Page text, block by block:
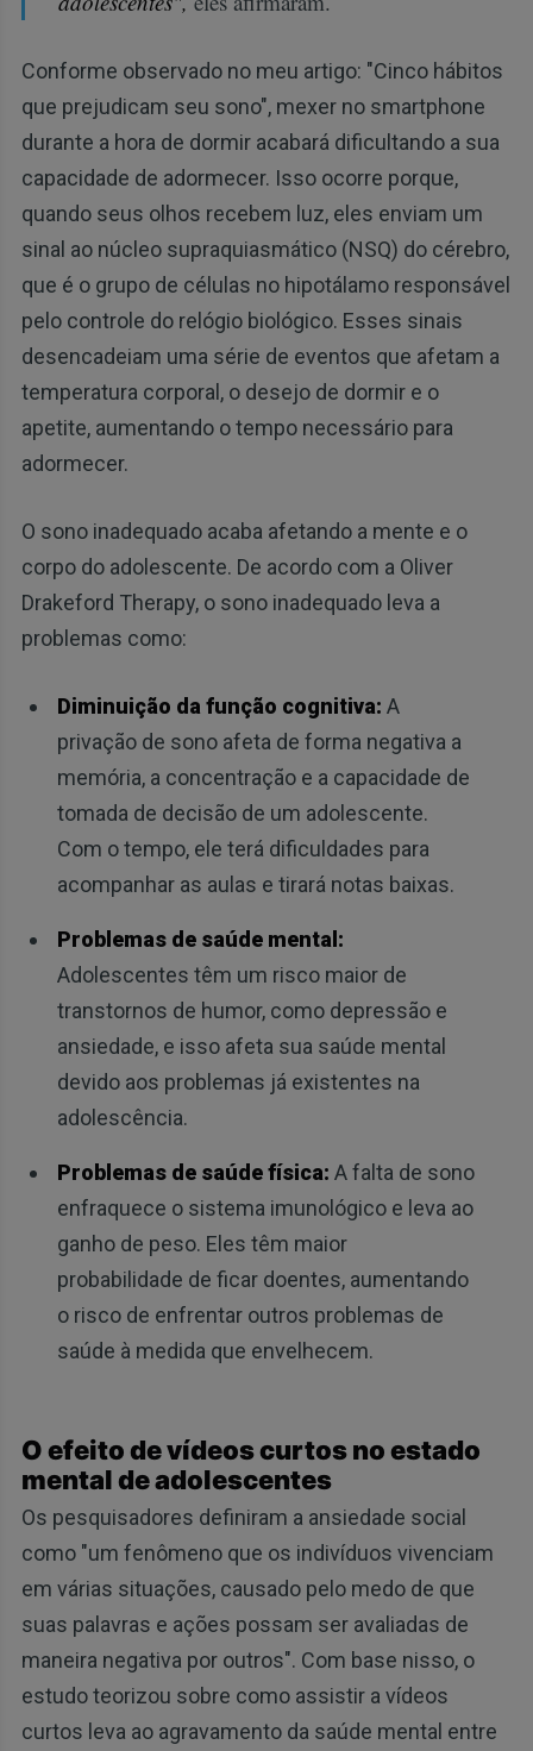
Conforme observado no meu artigo: "Cinco hábitos
que prejudicam seu sono", mexer no smartphone
durante a hora de dormir acabará dificultando a sua
capacidade de adormecer. Isso ocorre porque,
quando seus olhos recebem luz, eles enviam um
sinal ao núcleo supraquiasmático (NSQ) do cérebro,
que é o grupo de células no hipotálamo responsável
pelo controle do relógio biológico. Esses sinais
desencadeiam uma série de eventos que afetam a
temperatura corporal, o desejo de dormir e o
apetite, aumentando o tempo necessário para
adormecer.
O sono inadequado acaba afetando a mente e o
corpo do adolescente. De acordo com a Oliver
Drakeford Therapy, o sono inadequado leva a
problemas como:
Diminuição da função cognitiva: A
privação de sono afeta de forma negativa a
memória, a concentração e a capacidade de
tomada de decisão de um adolescente.
Com o tempo, ele terá dificuldades para
acompanhar as aulas e tirará notas baixas.
Problemas de saúde mental:
Adolescentes têm um risco maior de
transtornos de humor, como depressão e
ansiedade, e isso afeta sua saúde mental
devido aos problemas já existentes na
adolescência.
Problemas de saúde física: A falta de sono
enfraquece o sistema imunológico e leva ao
ganho de peso. Eles têm maior
probabilidade de ficar doentes, aumentando
o risco de enfrentar outros problemas de
saúde à medida que envelhecem.
O efeito de vídeos curtos no estado
mental de adolescentes
Os pesquisadores definiram a ansiedade social
como "um fenômeno que os indivíduos vivenciam
em várias situações, causado pelo medo de que
suas palavras e ações possam ser avaliadas de
maneira negativa por outros". Com base nisso, o
estudo teorizou sobre como assistir a vídeos
curtos leva ao agravamento da saúde mental entre